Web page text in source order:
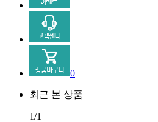
0
최근 본 상품
1/1